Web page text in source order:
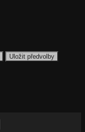
Uložit předvolby